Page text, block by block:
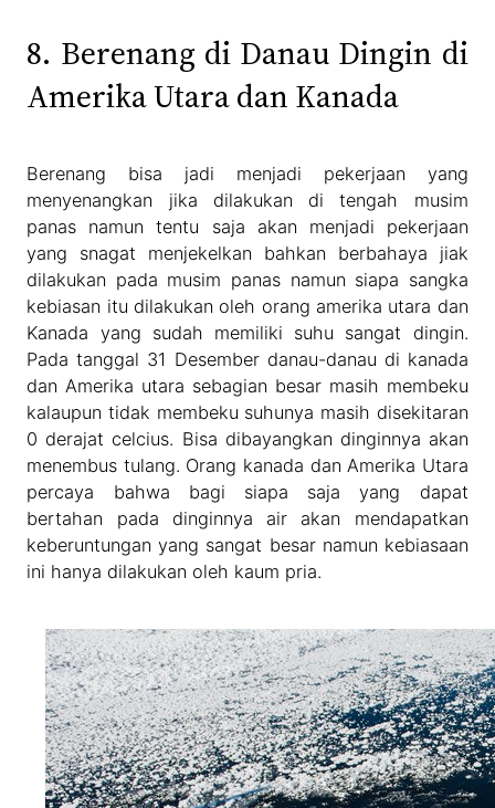
8. Berenang di Danau Dingin di
Amerika Utara dan Kanada
Berenang bisa jadi menjadi pekerjaan yang
menyenangkan jika dilakukan di tengah musim
panas namun tentu saja akan menjadi pekerjaan
yang snagat menjekelkan bahkan berbahaya jiak
dilakukan pada musim panas namun siapa sangka
kebiasan itu dilakukan oleh orang amerika utara dan
Kanada yang sudah memiliki suhu sangat dingin.
Pada tanggal 31 Desember danau-danau di kanada
dan Amerika utara sebagian besar masih membeku
kalaupun tidak membeku suhunya masih disekitaran
0 derajat celcius. Bisa dibayangkan dinginnya akan
menembus tulang. Orang kanada dan Amerika Utara
percaya bahwa bagi siapa saja yang dapat
bertahan pada dinginnya air akan mendapatkan
keberuntungan yang sangat besar namun kebiasaan
ini hanya dilakukan oleh kaum pria.